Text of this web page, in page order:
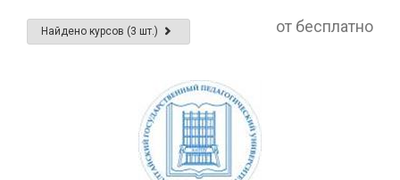
Найдено курсов (3 шт.) от бесплатно